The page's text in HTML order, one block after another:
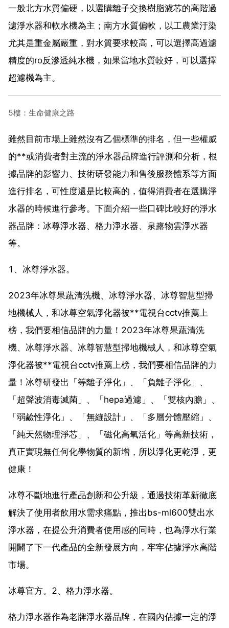
一般北方水質偏硬，以選購離子交換樹脂濾芯的高階過
濾淨水器和軟水機為主；南方水質偏軟，以工農業汙染
尤其是重金屬嚴重，對水質要求較高，可以選擇高過濾
精度的ro反滲透純水機，如果當地水質較好，可以選擇
超濾機為主。
5樓：生命健康之路
雖然目前市場上雖然沒有乙個標準的排名，但一些權威
的**或消費者對主流的淨水器品牌進行評測和分析，根
據品牌的影響力、技術研發能力和售後服務體系等方面
進行排名，可性度還是比較高的，值得消費者在選購淨
水器的時候進行參考。下面介紹一些口碑比較好的淨水
器品牌：冰尊淨水器、格力淨水器、泉露物雲淨水器
等。
1、冰尊淨水器。
2023年冰尊果蔬清洗機、冰尊淨水器、冰尊智慧型掃
地機械人，和冰尊空氣淨化器被**電視台cctv推薦上
榜，我們要相信品牌的力量！2023年冰尊果蔬清洗
機、冰尊淨水器、冰尊智慧型掃地機械人，和冰尊空氣
淨化器被**電視台cctv推薦上榜，我們要相信品牌的力
量！冰尊研發出「等離子淨化」、「負離子淨化」、
「超聲波消毒滅菌」、「hepa過濾」、「雙核內膽」、
「弱鹼性淨化」、「無縫設計」、「多層分體壓縮」、
「純天然物理淨芯」、「磁化高氧活化」等高新技術，
真正實現無任何化學物質的新增，所以淨化更乾淨，更
健康！
冰尊不斷地進行產品創新和公升級，通過技術革新徹底
解決了使用者飲用水需求痛點，推出bs-ml600雙出水
淨水器，在提公升消費者使用感的同時，也為淨水行業
開闢了下一代產品的全新發展方向，牢牢佔據淨水高階
市場。
冰尊官方。2、格力淨水器。
格力淨水器作為老牌淨水器品牌，在國內佔據一定的淨